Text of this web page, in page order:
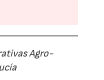
Agro-